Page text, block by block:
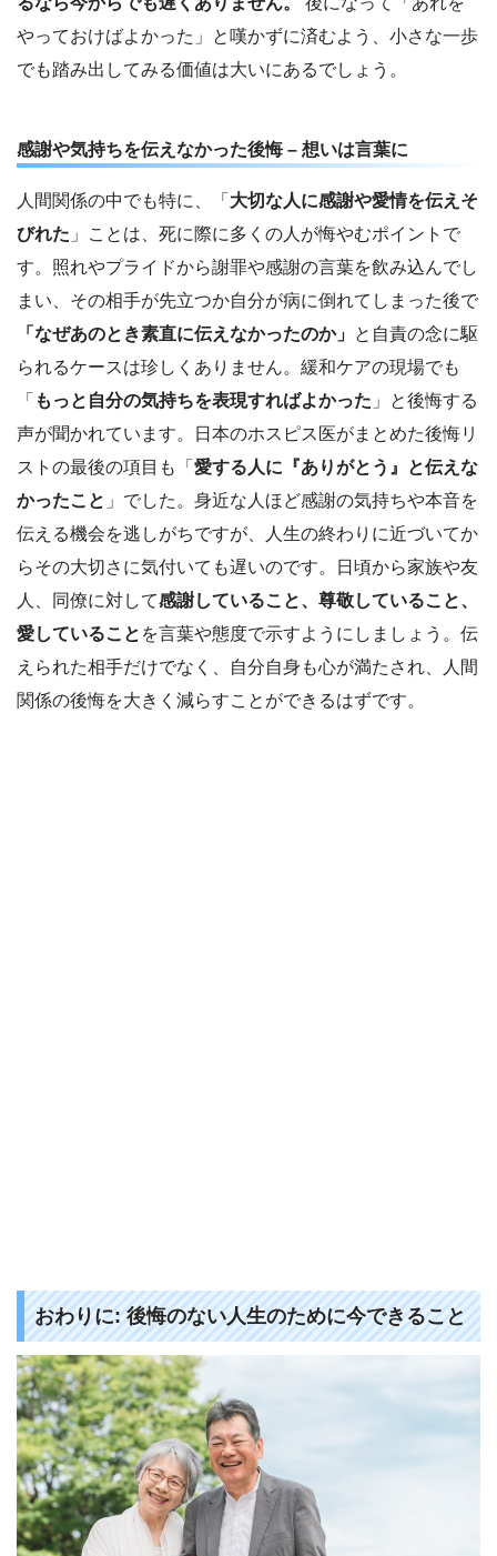
やっておけばよかった」と嘆かずに済むよう、小さな一歩
でも踏み出してみる価値は大いにあるでしょう。
感謝や気持ちを伝えなかった後悔 – 想いは言葉に
人間関係の中でも特に、「 大切な人に感謝や愛情を伝えそ
びれた 」ことは、死に際に多くの人が悔やむポイントで
す。照れやプライドから謝罪や感謝の言葉を飲み込んでし
まい、その相手が先立つか自分が病に倒れてしまった後で
「なぜあのとき素直に伝えなかったのか」 と自責の念に駆
られるケースは珍しくありません。緩和ケアの現場でも
「 もっと自分の気持ちを表現すればよかった 」と後悔する
声が聞かれています。日本のホスピス医がまとめた後悔リ
ストの最後の項目も「 愛する人に『ありがとう』と伝えな
かったこと 」でした​。身近な人ほど感謝の気持ちや本音を
伝える機会を逃しがちですが、人生の終わりに近づいてか
らその大切さに気付いても遅いのです。日頃から家族や友
人、同僚に対して感謝していること、尊敬していること、
愛していること を言葉や態度で示すようにしましょう。伝
えられた相手だけでなく、自分自身も心が満たされ、人間
関係の後悔を大きく減らすことができるはずです。
おわりに:後悔のない人生のために今できること